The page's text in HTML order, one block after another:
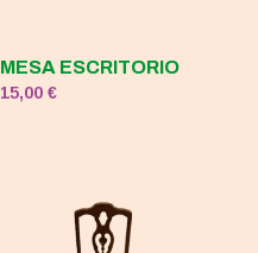
MESA ESCRITORIO
15,00€